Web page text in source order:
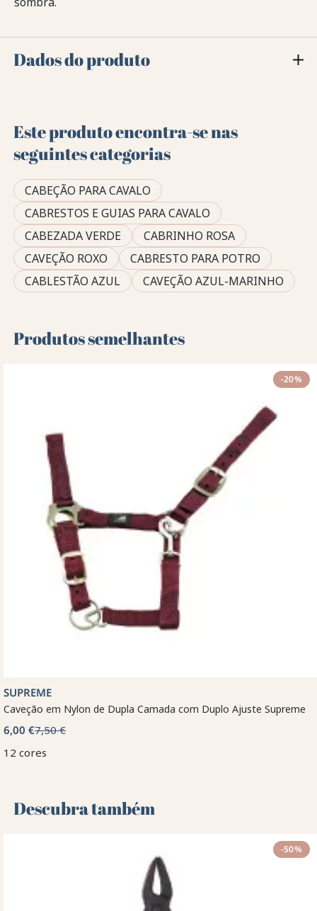
Dados do produto
Este produto encontra-se nas
seguintes categorias
CABEÇÃO PARA CAVALO
CABRESTOS E GUIAS PARA CAVALO
CABEZADA VERDE
CABRINHO ROSA
CAVEÇÃO ROXO
CABRESTO PARA POTRO
CABLESTÃO AZUL
CAVEÇÃO AZUL-MARINHO
Produtos semelhantes
-20%
SUPREME
Caveção em Nylon de Dupla Camada com Duplo Ajuste Supreme
6,00 €7,50 €
12 cores
Descubra também 🌻
-50%